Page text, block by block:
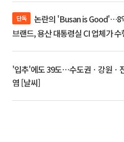
단독
브랜드, 용산 대통령실 CI 업체가 수
'입추'에도 39도⋯수도권ㆍ강원ㆍ
염 [날씨]